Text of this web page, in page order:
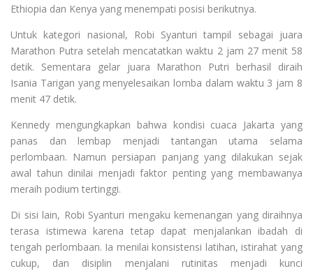
Ethiopia dan Kenya yang menempati posisi berikutnya.
Untuk kategori nasional, Robi Syanturi tampil sebagai juara
Marathon Putra setelah mencatatkan waktu 2 jam 27 menit 58
detik. Sementara gelar juara Marathon Putri berhasil diraih
Isania Tarigan yang menyelesaikan lomba dalam waktu 3 jam 8
menit 47 detik.
Kennedy mengungkapkan bahwa kondisi cuaca Jakarta yang
panas dan lembap menjadi tantangan utama selama
perlombaan. Namun persiapan panjang yang dilakukan sejak
awal tahun dinilai menjadi faktor penting yang membawanya
meraih podium tertinggi.
Di sisi lain, Robi Syanturi mengaku kemenangan yang diraihnya
terasa istimewa karena tetap dapat menjalankan ibadah di
tengah perlombaan. Ia menilai konsistensi latihan, istirahat yang
cukup, dan disiplin menjalani rutinitas menjadi kunci